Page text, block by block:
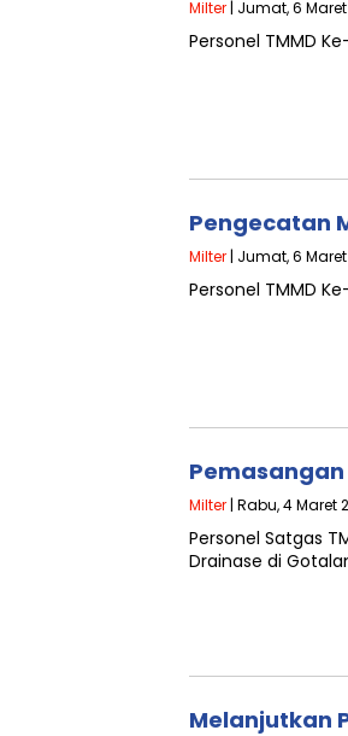
Milter | Jumat, 6 Maret
Personel TMMD
Pengecatan
Milter | Jumat, 6 Maret
Personel TMMD
Milter | Rabu, 4 Maret
Personel Satgas
Drainase di
Melanjutkan